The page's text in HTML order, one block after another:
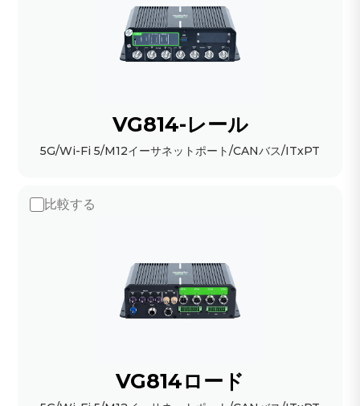
VG814-レール
5G/Wi-Fi 5/M12イーサネットポート/CANバス/ITxPT
比較する
VG814ロード